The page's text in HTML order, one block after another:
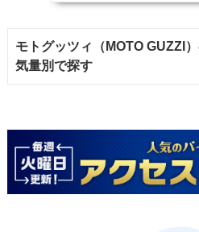
モトグッツィ（MOTO GUZZI
気量別で探す